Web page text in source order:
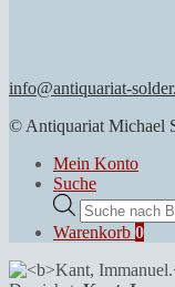
info@antiquariat-
© Antiquariat Michael
Mein Konto
Suche
Products
search
Warenkorb 0